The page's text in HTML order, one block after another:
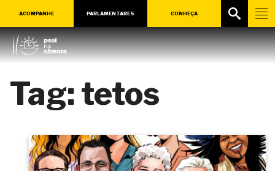
ACOMPANHE PARLAMENTARES CONHEÇA
Tag:tetos